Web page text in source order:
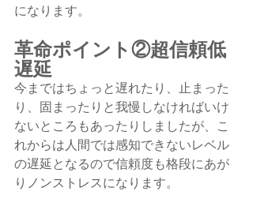
になります。
革命ポイント②超信頼低
遅延
今まではちょっと遅れたり、止まった
り、固まったりと我慢しなければいけ
ないところもあったりしましたが、こ
れからは人間では感知できないレベル
の遅延となるので信頼度も格段にあが
りノンストレスになります。